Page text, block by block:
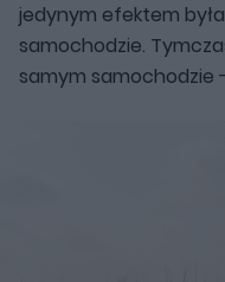
jedynym efektem
samochodzie.
samym samochodzie -